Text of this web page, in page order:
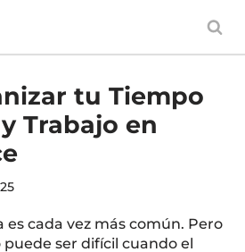
tu Tiempo
Trabajo en
es cada vez más común. Pero
ser difícil cuando el